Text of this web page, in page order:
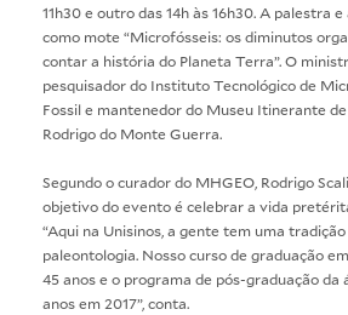
11h30 e outro das 14h às 16h30. A palestra
como mote “Microfósseis: os diminutos
contar a história do Planeta Terra”. O
pesquisador do Instituto Tecnológico de
Fossil e mantenedor do Museu Itinerante
Rodrigo do Monte Guerra.
Segundo o curador do MHGEO, Rodrigo
objetivo do evento é celebrar a vida
“Aqui na Unisinos, a gente tem uma
paleontologia. Nosso curso de graduação
45 anos e o programa de pós-graduação da
anos em 2017”, conta.